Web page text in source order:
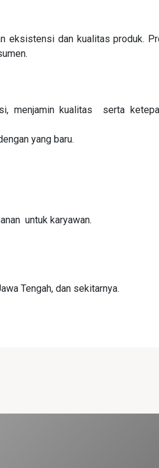
eksistensi dan kualitas produk.
menjamin kualitas serta
yang baru.
untuk karyawan.
Tengah, dan sekitarnya.